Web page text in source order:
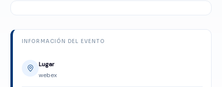
INFORMACIÓN DEL EVENTO
Lugar
webex